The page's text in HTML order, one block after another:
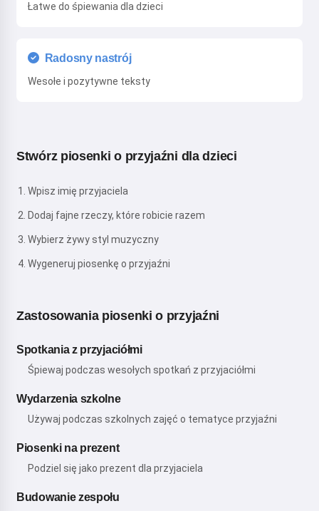
Łatwe do śpiewania dla dzieci
Radosny nastrój
Wesołe i pozytywne teksty
Stwórz piosenki o przyjaźni dla dzieci
Wpisz imię przyjaciela
Dodaj fajne rzeczy, które robicie razem
Wybierz żywy styl muzyczny
Wygeneruj piosenkę o przyjaźni
Zastosowania piosenki o przyjaźni
Spotkania z przyjaciółmi
Śpiewaj podczas wesołych spotkań z przyjaciółmi
Wydarzenia szkolne
Używaj podczas szkolnych zajęć o tematyce przyjaźni
Piosenki na prezent
Podziel się jako prezent dla przyjaciela
Budowanie zespołu